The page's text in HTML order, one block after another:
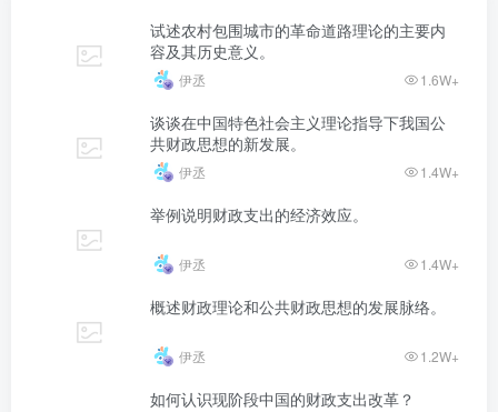
试述农村包围城市的革命道路理论的主要内
容及其历史意义。
伊丞 1.6W+
谈谈在中国特色社会主义理论指导下我国公
共财政思想的新发展。
伊丞 1.4W+
举例说明财政支出的经济效应。
伊丞 1.4W+
概述财政理论和公共财政思想的发展脉络。
伊丞 1.2W+
如何认识现阶段中国的财政支出改革？